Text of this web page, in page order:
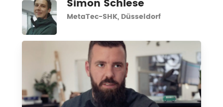
Simon Schlese
MetaTec-SHK, Düsseldorf